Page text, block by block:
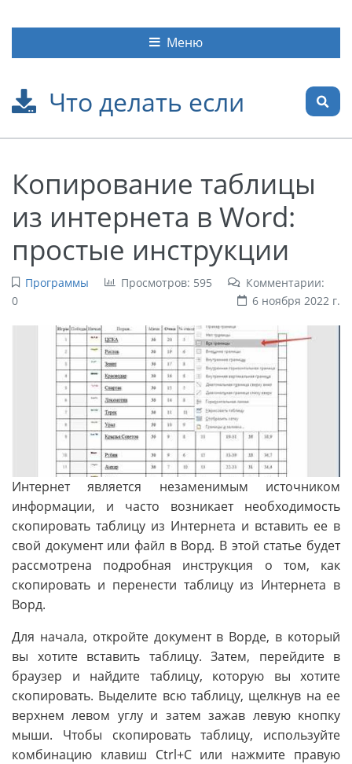
Что делать если
Меню
Копирование таблицы
из интернета в Word:
простые инструкции
Программы Просмотров: 595
Комментарии:
0
6 ноября 2022 г.
Интернет является незаменимым источником
информации, и часто возникает необходимость
скопировать таблицу из Интернета и вставить ее в
свой документ или файл в Ворд. В этой статье будет
рассмотрена подробная инструкция о том, как
скопировать и перенести таблицу из Интернета в
Ворд.
Для начала, откройте документ в Ворде, в который
вы хотите вставить таблицу. Затем, перейдите в
браузер и найдите таблицу, которую вы хотите
скопировать. Выделите всю таблицу, щелкнув на ее
верхнем левом углу и затем зажав левую кнопку
мыши. Чтобы скопировать таблицу, используйте
комбинацию клавиш Ctrl+C или нажмите правую